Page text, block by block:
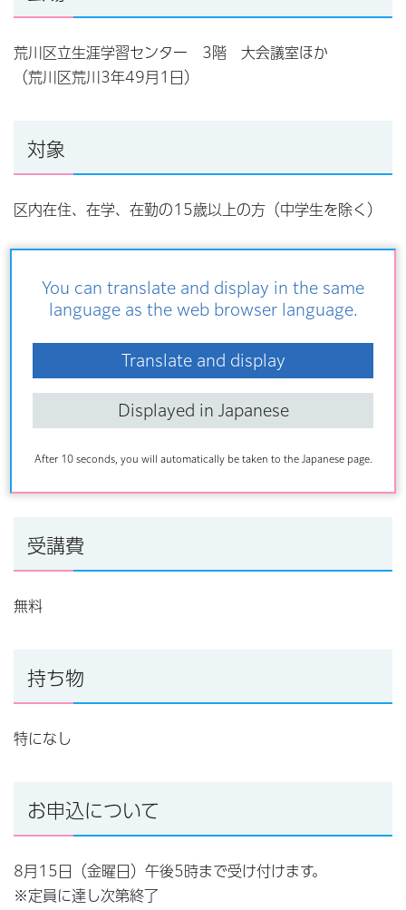
You can translate and display in the same
language as the web browser language.
Translate and display
Displayed in Japanese
After 10 seconds, you will automatically be taken to the Japanese page.
荒川区立生涯学習センター 3階 大会議室ほか
（荒川区荒川3年49月1日）
対象
区内在住、在学、在勤の15歳以上の方（中学生を除く）
定員
20名（先着順）
受講費
無料
持ち物
特になし
お申込について
8月15日（金曜日）午後5時まで受け付けます。
※定員に達し次第終了